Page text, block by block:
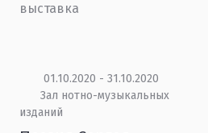
выставка
01.10.2020 - 31.10.2020
Зал нотно-музыкальных
изданий